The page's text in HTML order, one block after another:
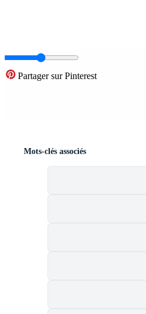
Partager sur Pinterest
Mots-clés associés